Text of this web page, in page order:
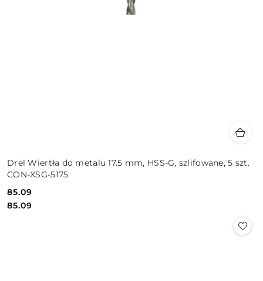
Drel Wiertła do metalu 17.5 mm, HSS-G, szlifowane, 5 szt.
CON-XSG-5175
Cena:
85.09
Cena:
85.09